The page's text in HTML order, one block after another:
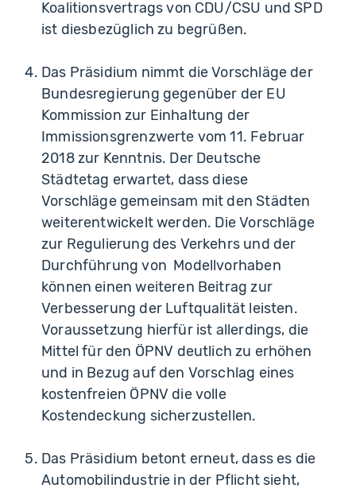
Koalitionsvertrags von CDU/CSU und SPD
ist diesbezüglich zu begrüßen.
Das Präsidium nimmt die Vorschläge der
Bundesregierung gegenüber der EU
Kommission zur Einhaltung der
Immissionsgrenzwerte vom 11. Februar
2018 zur Kenntnis. Der Deutsche
Städtetag erwartet, dass diese
Vorschläge gemeinsam mit den Städten
weiterentwickelt werden. Die Vorschläge
zur Regulierung des Verkehrs und der
Durchführung von Modellvorhaben
können einen weiteren Beitrag zur
Verbesserung der Luftqualität leisten.
Voraussetzung hierfür ist allerdings, die
Mittel für den ÖPNV deutlich zu erhöhen
und in Bezug auf den Vorschlag eines
kostenfreien ÖPNV die volle
Kostendeckung sicherzustellen.
Das Präsidium betont erneut, dass es die
Automobilindustrie in der Pflicht sieht,